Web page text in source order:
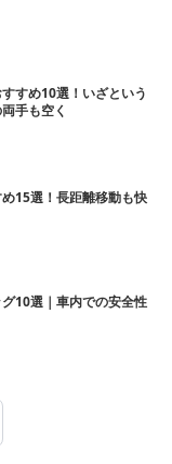
すめ10選！いざという
手も空く
15選！長距離移動も快
10選｜車内での安全性